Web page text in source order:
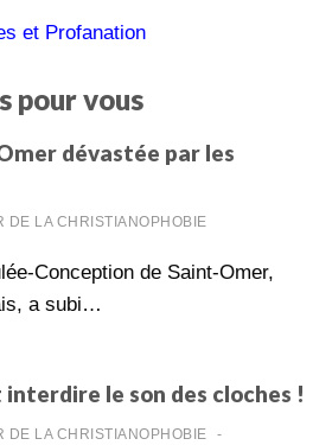
et Profanation
pour vous
dévastée par les
DE LA CHRISTIANOPHOBIE
Conception de Saint-Omer,
a subi…
le son des cloches !
DE LA CHRISTIANOPHOBIE -